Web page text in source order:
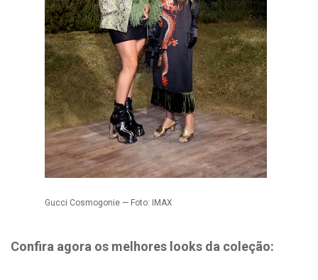
Gucci Cosmogonie — Foto: IMAX
Confira agora os melhores looks da coleção: